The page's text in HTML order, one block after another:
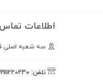
اطلاعات تماس
سه شعبه اصلی
تلفن: